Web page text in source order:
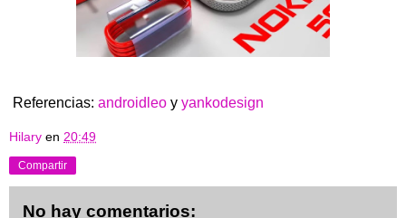
Referencias: androidleo y yankodesign
Hilary en 20:49
Compartir
No hay comentarios: